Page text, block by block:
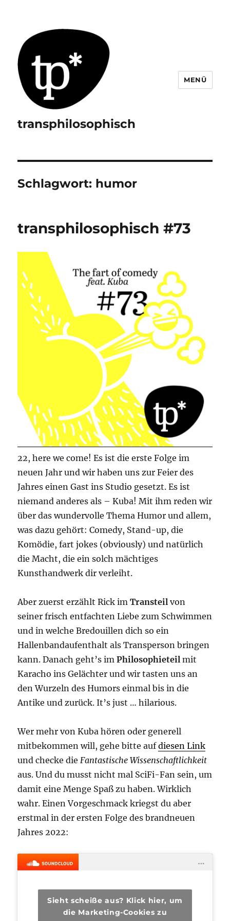
transphilosophisch
MENÜ
Schlagwort: humor
transphilosophisch #73
22, here we come! Es ist die erste Folge im
neuen Jahr und wir haben uns zur Feier des
Jahres einen Gast ins Studio gesetzt. Es ist
niemand anderes als – Kuba! Mit ihm reden wir
über das wundervolle Thema Humor und allem,
was dazu gehört: Comedy, Stand-up, die
Komödie, fart jokes (obviously) und natürlich
die Macht, die ein solch mächtiges
Kunsthandwerk dir verleiht.
Aber zuerst erzählt Rick imTransteil von
seiner frisch entfachten Liebe zum Schwimmen
und in welche Bredouillen dich so ein
Hallenbandaufenthalt als Transperson bringen
kann. Danach geht’s imPhilosophieteil mit
Karacho ins Gelächter und wir tasten uns an
den Wurzeln des Humors einmal bis in die
Antike und zurück. It’s just … hilarious.
Wer mehr von Kuba hören oder generell
mitbekommen will, gehe bitte aufdiesen Link
und checke dieFantastische Wissenschaftlichkeit
aus. Und du musst nicht mal SciFi-Fan sein, um
damit eine Menge Spaß zu haben. Wirklich
wahr. Einen Vorgeschmack kriegst du aber
erstmal in der ersten Folge des brandneuen
Jahres 2022:
Sieht scheiße aus? Klick hier, um
die Marketing-Cookies zu